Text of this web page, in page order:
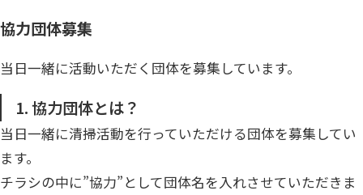
協力団体募集
当日一緒に活動いただく団体を募集しています。
1. 協力団体とは？
当日一緒に清掃活動を行っていただける団体を募集してい
ます。
チラシの中に”協力”として団体名を入れさせていただきま